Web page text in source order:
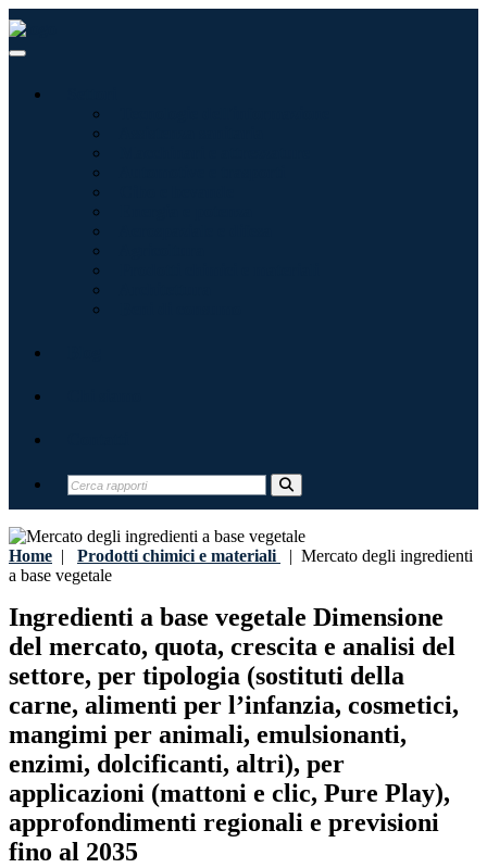
Home | Prodotti chimici e materiali | Mercato degli ingredienti
a base vegetale
Ingredienti a base vegetale Dimensione
del mercato, quota, crescita e analisi del
settore, per tipologia (sostituti della
carne, alimenti per l’infanzia, cosmetici,
mangimi per animali, emulsionanti,
enzimi, dolcificanti, altri), per
applicazioni (mattoni e clic, Pure Play),
approfondimenti regionali e previsioni
fino al 2035